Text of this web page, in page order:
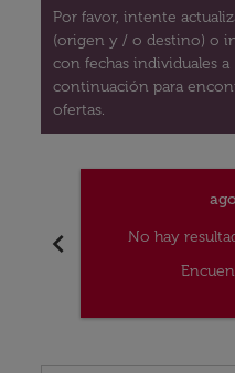
Por favor, intente
(origen y / o destino) o
con fechas individuales a
continuación para
ofertas.
chevron_left
No hay